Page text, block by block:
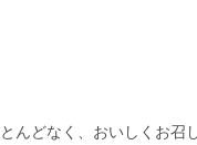
んどなく、おいしくお召